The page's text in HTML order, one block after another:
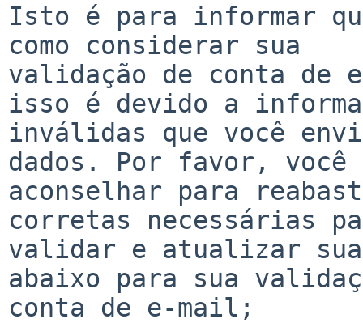
Isto é para informar
como considerar sua
validação de conta de
isso é devido a
inválidas que você
dados. Por favor, você
aconselhar para
corretas necessárias
validar e atualizar
abaixo para sua
conta de e-mail;